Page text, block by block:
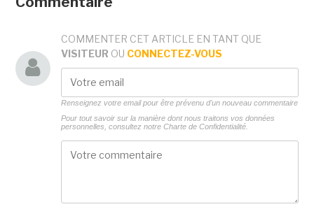
COMMENTER CET ARTICLE EN TANT QUE
VISITEUR OU CONNECTEZ-VOUS
Renseignez votre email pour être prévenu d'un nouveau commentaire
Pour tout savoir sur la manière dont nous traitons vos données
personnelles, consultez notre Charte de Confidentialité.